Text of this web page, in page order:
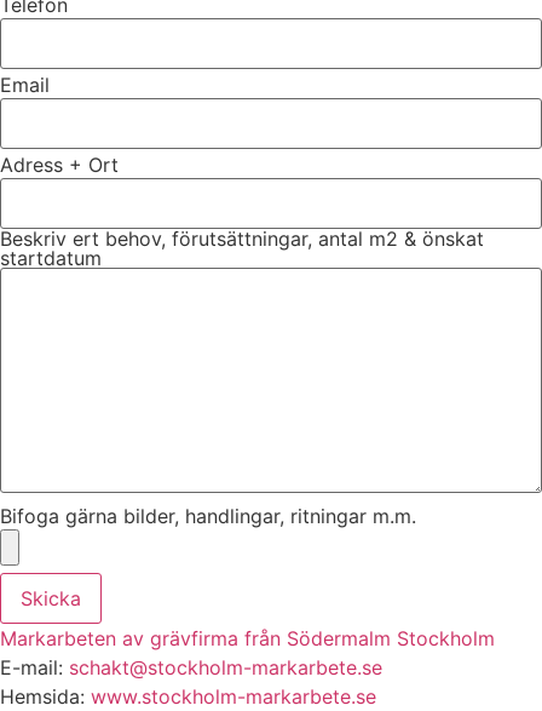
Telefon
Email
Adress + Ort
Beskriv ert behov, förutsättningar, antal m2 & önskat
startdatum
Bifoga gärna bilder, handlingar, ritningar m.m.
Skicka
Markarbeten av grävfirma från Södermalm Stockholm
E-mail: schakt@stockholm-markarbete.se
Hemsida: www.stockholm-markarbete.se